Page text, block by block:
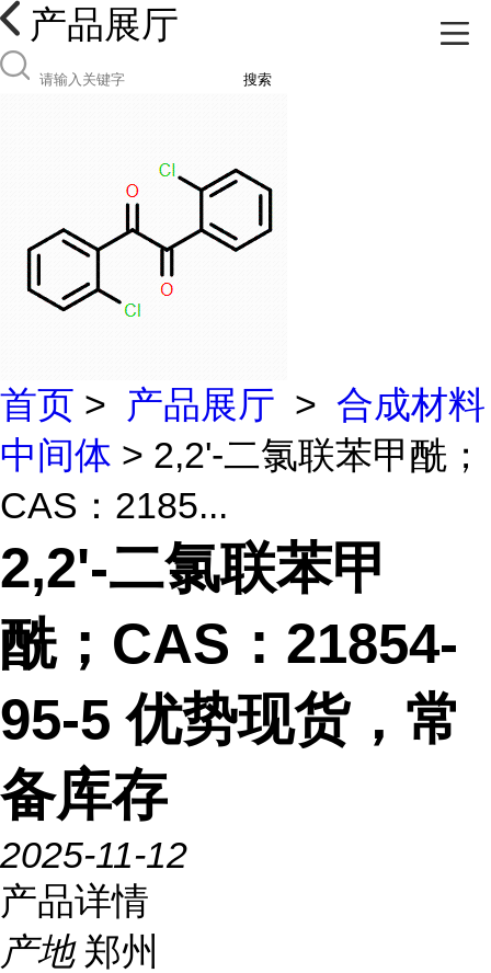
产品展厅
搜索
首页 > 产品展厅 > 合成材料
中间体 > 2,2'-二氯联苯甲酰；
CAS：2185...
2,2'-二氯联苯甲
酰；CAS：21854-
95-5 优势现货，常
备库存
2025-11-12
产品详情
产地 郑州